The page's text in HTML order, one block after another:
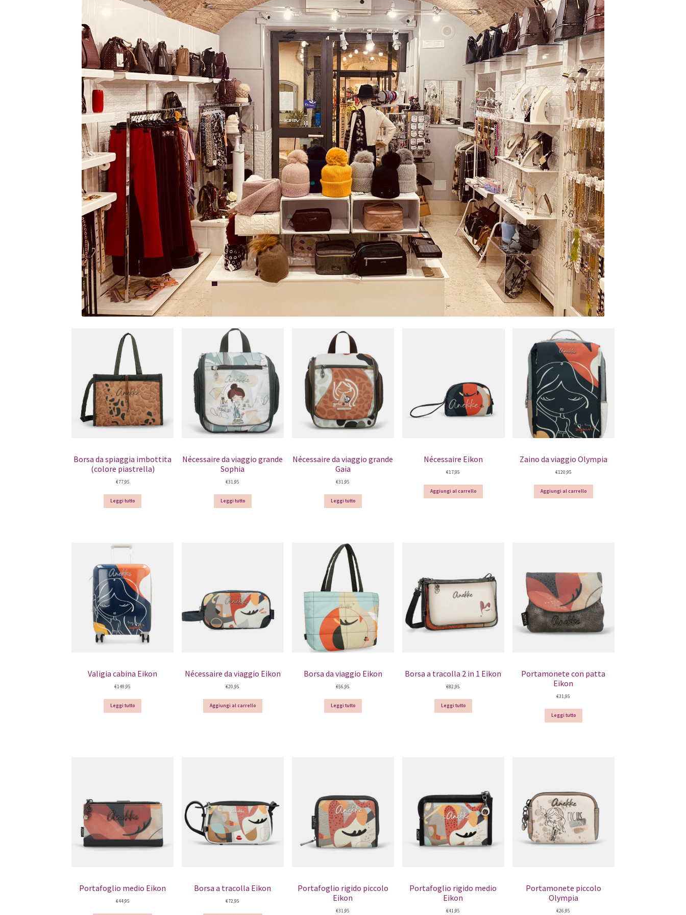
Borsa da spiaggia imbottita
(colore piastrella)
€77,95
Leggi tutto
Nécessaire da viaggio grande
Sophia
€31,95
Leggi tutto
Nécessaire da viaggio grande
Gaia
€31,95
Leggi tutto
Nécessaire Eikon
€17,95
Aggiungi al carrello
Zaino da viaggio Olympia
€120,95
Aggiungi al carrello
Valigia cabina Eikon
€149,95
Leggi tutto
Nécessaire da viaggio Eikon
€20,95
Aggiungi al carrello
Borsa da viaggio Eikon
€56,95
Leggi tutto
Borsa a tracolla 2 in 1 Eikon
€82,95
Leggi tutto
Portamonete con patta
Eikon
€31,95
Leggi tutto
Portafoglio medio Eikon
€44,95
Borsa a tracolla Eikon
€72,95
Portafoglio rigido piccolo
Eikon
€31,95
Portafoglio rigido medio
Eikon
€41,95
Portamonete piccolo
Olympia
€26,95